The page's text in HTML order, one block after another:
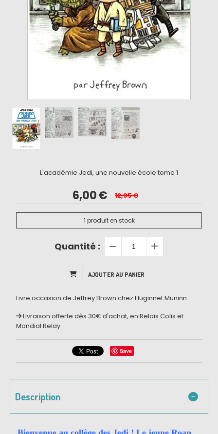
L'académie Jedi, une nouvelle école tome 1
6,00€ 12,95€
1 produit en stock
Quantité :
AJOUTER AU PANIER
Livre occasion de Jeffrey Brown chez Huginnet Muninn
Livraison offerte dès 30€ d'achat, en Relais Colis et
Mondial Relay
Save
Description